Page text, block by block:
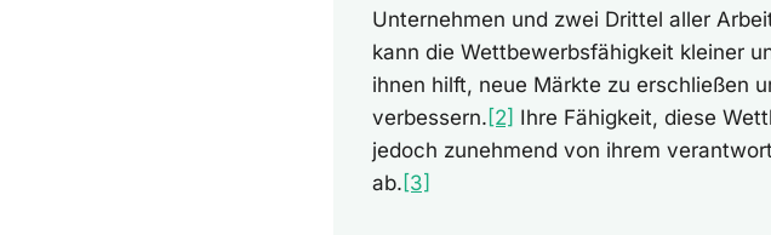
Unternehmen und zwei Drittel aller
kann die Wettbewerbsfähigkeit kleiner
ihnen hilft, neue Märkte zu erschließen
verbessern. [2] Ihre Fähigkeit, diese
jedoch zunehmend von ihrem
ab. [3]